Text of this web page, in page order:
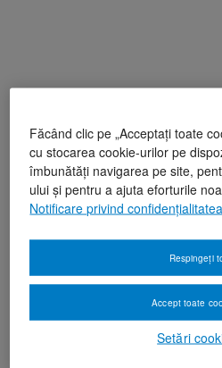
Făcând clic pe „Acceptați toate
cu stocarea cookie-urilor pe
îmbunătăți navigarea pe site,
ului și pentru a ajuta eforturile
Notificare privind
Setări
Respingeți
Accept toate